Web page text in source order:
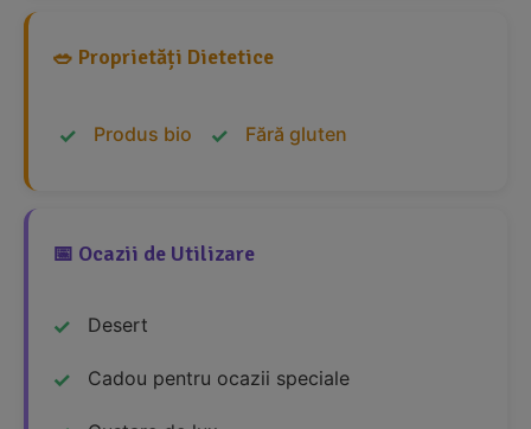
🥗 Proprietăți Dietetice
Produs bio Fără gluten
📅 Ocazii de Utilizare
Desert
Cadou pentru ocazii speciale